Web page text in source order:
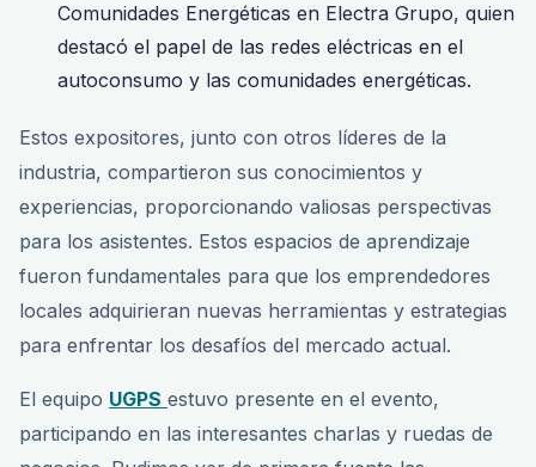
Comunidades Energéticas en Electra Grupo, quien
destacó el papel de las redes eléctricas en el
autoconsumo y las comunidades energéticas.
Estos expositores, junto con otros líderes de la
industria, compartieron sus conocimientos y
experiencias, proporcionando valiosas perspectivas
para los asistentes. Estos espacios de aprendizaje
fueron fundamentales para que los emprendedores
locales adquirieran nuevas herramientas y estrategias
para enfrentar los desafíos del mercado actual.
El equipo UGPS estuvo presente en el evento,
participando en las interesantes charlas y ruedas de